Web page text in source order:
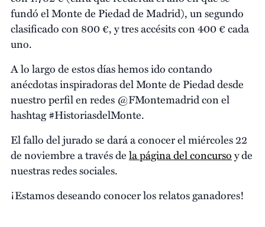
fundó el Monte de Piedad de Madrid), un segundo
clasificado con 800€, y tres accésits con 400 € cada
uno.
A lo largo de estos días hemos ido contando
anécdotas inspiradoras del Monte de Piedad desde
nuestro perfil en redes @FMontemadrid con el
hashtag #HistoriasdelMonte.
El fallo del jurado se dará a conocer el miércoles 22
de noviembre a través dela página del concursoy de
nuestras redes sociales.
¡Estamos deseando conocer los relatos ganadores!